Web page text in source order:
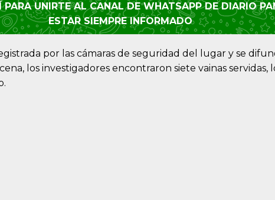
PARA UNIRTE AL CANAL DE WHATSAPP DE DIARIO
ESTAR SIEMPRE INFORMADO
por las cámaras de seguridad del lugar y se
los investigadores encontraron siete vainas servidas,